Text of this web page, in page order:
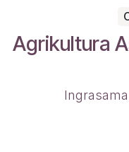
Agrikultura